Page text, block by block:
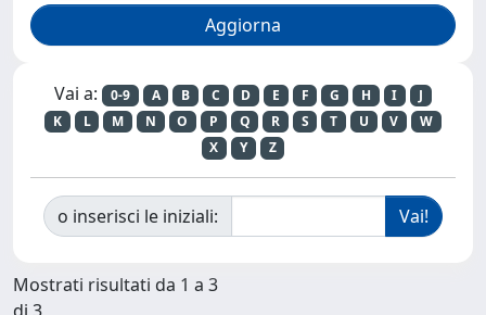
Vai a: 0-9 A B C D E F G H I
J
K
L M N O P Q R S T U V
W
X
Y Z
o inserisci le iniziali:
Mostrati risultati da 1 a 3
di 3